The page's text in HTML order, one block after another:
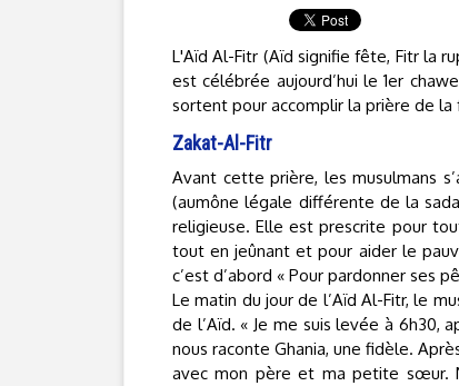
L'Aïd Al-Fitr (Aïd signifie fête, Fitr la
est célébrée aujourd’hui le 1er
sortent pour accomplir la prière de la
Zakat-Al-Fitr
Avant cette prière, les musulmans
(aumône légale différente de la
religieuse. Elle est prescrite pour
tout en jeûnant et pour aider le
c’est d’abord « Pour pardonner ses
Le matin du jour de l’Aïd Al-Fitr, le
de l’Aïd. « Je me suis levée à 6h30,
nous raconte Ghania, une fidèle.
avec mon père et ma petite sœur.